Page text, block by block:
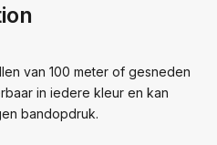
van 100 meter of gesneden
in iedere kleur en kan
bandopdruk.